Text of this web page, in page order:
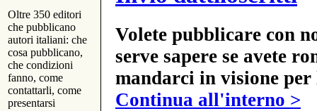
Oltre 350 editori
che pubblicano
autori italiani: che
cosa pubblicano,
che condizioni
fanno, come
contattarli, come
presentarsi
Volete pubblicare con
serve sapere se avete
mandarci in visione
Continua all'interno >